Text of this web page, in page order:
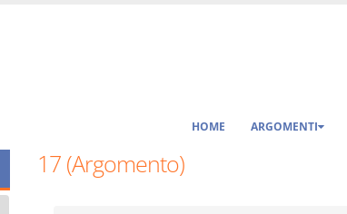
HOME ARGOMENTI
17 (Argomento)